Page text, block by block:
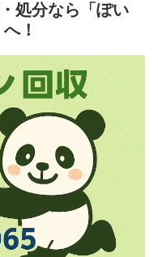
処分なら「ぽい
！